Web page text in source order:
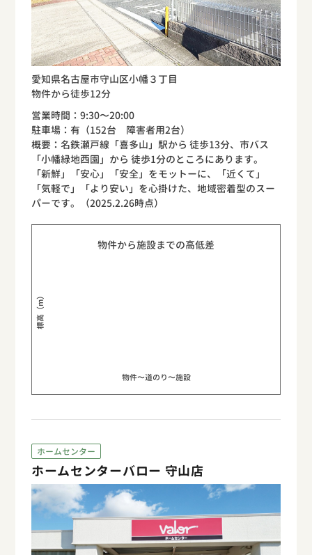
愛知県名古屋市守山区小幡３丁目
物件から徒歩12分
営業時間：9:30〜20:00
駐車場：有（152台 障害者用2台）
概要：名鉄瀬戸線「喜多山」駅から 徒歩13分、市バス
「小幡緑地西園」から 徒歩1分のところにあります。
「新鮮」「安心」「安全」をモットーに、「近くて」
「気軽で」「より安い」を心掛けた、地域密着型のスー
パーです。（2025.2.26時点）
物件から施設までの高低差
標高（m）
物件〜道のり〜施設
ホームセンター
ホームセンターバロー 守山店